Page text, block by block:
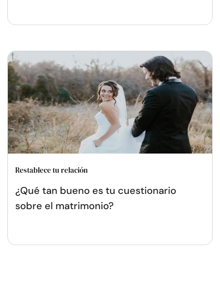
Restablece tu relación
¿Qué tan bueno es tu cuestionario
sobre el matrimonio?